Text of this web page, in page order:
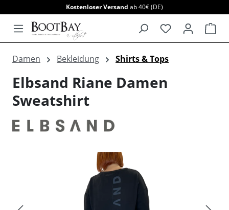
Kostenloser Versand ab 40€ (DE)
Damen Bekleidung Shirts & Tops
Elbsand Riane Damen
Sweatshirt
Bildergalerie überspringen